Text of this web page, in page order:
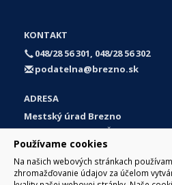
Používame cookies
Na našich webových stránkach
zhromažďovanie údajov za účelom
KONTAKT
048/28 56 301, 048/28 56 302
podatelna@brezno.sk
ADRESA
Mestský úrad Brezno
Námestie gen. M. R. Štefánika 1
977 01 Brezno
Slovakia (Slovak Republic)